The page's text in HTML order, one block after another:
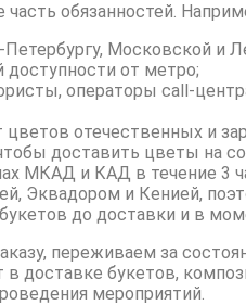
обязанностей.
Московской и
от метро;
операторы call-
отечественных и
доставить цветы на
МКАД и КАД в течение 3
Эквадором и Кенией,
до доставки и в
переживаем за
букетов,
мероприятий.